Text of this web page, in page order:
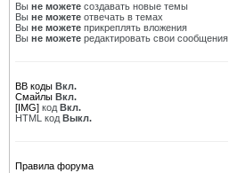
Вы не можете создавать новые темы
Вы не можете отвечать в темах
Вы не можете прикреплять вложения
Вы не можете редактировать свои сообщения
BB коды Вкл.
Смайлы Вкл.
[IMG] код Вкл.
HTML код Выкл.
Правила форума